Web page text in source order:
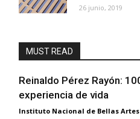
26 junio, 2019
MUST READ
Reinaldo Pérez Rayón:
experiencia de vida
Instituto Nacional de Bellas Artes